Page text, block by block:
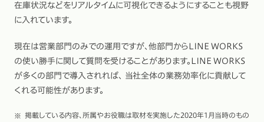
在庫状況などをリアルタイムに可視化できるようにすることも視野
に入れています。
現在は営業部門のみでの運用ですが、他部門からLINE WORKS
の使い勝手に関して質問を受けることがあります。LINE WORKS
が多くの部門で導入されれば、 当社全体の業務効率化に貢献して
くれる可能性があります。
※ 掲載している内容、所属やお役職は取材を実施した2020年1月当時のもの